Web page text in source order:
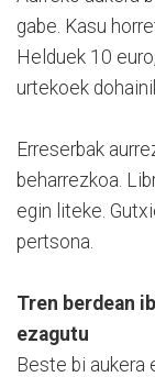
gabe. Kasu
Helduek 10
urtekoek
Erreserbak
beharrezkoa.
egin liteke.
pertsona.
Tren berdean
ezagutu
Beste bi aukera